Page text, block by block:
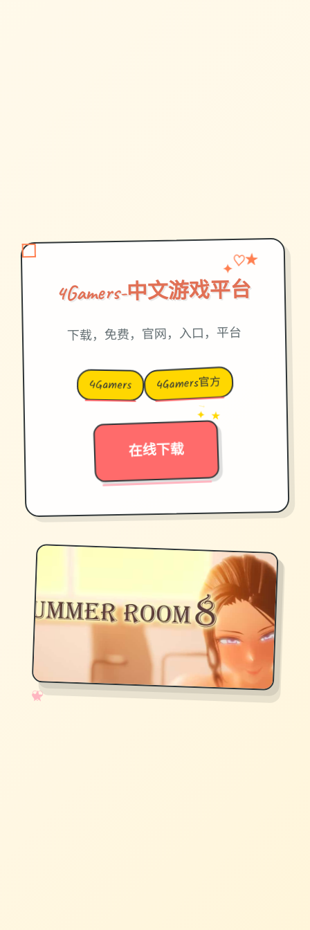
4Gamers-中文游戏平台
✦♡★
下载，免费，官网，入口，平台
4Gamers 4Gamers官方
在线下载
→
✦ ★
✧
♡
★
♥